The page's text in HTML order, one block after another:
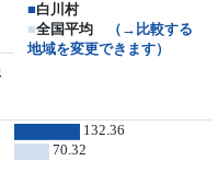
■白川村
■全国平均
（→比較する
地域を変更できます）
132.36
70.32